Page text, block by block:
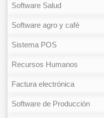
Software Salud
Software agro y café
Sistema POS
Recursos Humanos
Factura electrónica
Software de Producción